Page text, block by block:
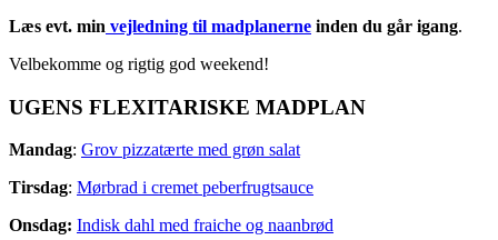
Læs evt. min vejledning til madplanerne inden du går igang.
Velbekomme og rigtig god weekend!
UGENS FLEXITARISKE MADPLAN
Mandag: Grov pizzatærte med grøn salat
Tirsdag: Mørbrad i cremet peberfrugtsauce
Onsdag: Indisk dahl med fraiche og naanbrød